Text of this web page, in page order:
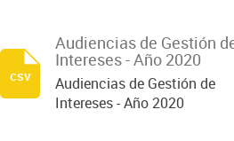
Audiencias de Gestión
Intereses - Año 2020
Audiencias de Gestión de
Intereses - Año 2020
csv